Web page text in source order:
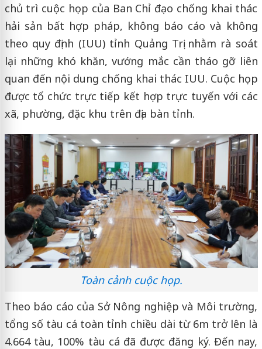
chủ trì cuộc họp của Ban Chỉ đạo chống khai thác
hải sản bất hợp pháp, không báo cáo và không
theo quy định (IUU) tỉnh Quảng Trị nhằm rà soát
lại những khó khăn, vướng mắc cần tháo gỡ liên
quan đến nội dung chống khai thác IUU. Cuộc họp
được tổ chức trực tiếp kết hợp trực tuyến với các
xã, phường, đặc khu trên địa bàn tỉnh.
Toàn cảnh cuộc họp.
Theo báo cáo của Sở Nông nghiệp và Môi trường,
tổng số tàu cá toàn tỉnh chiều dài từ 6m trở lên là
4.664 tàu, 100% tàu cá đã được đăng ký. Đến nay,